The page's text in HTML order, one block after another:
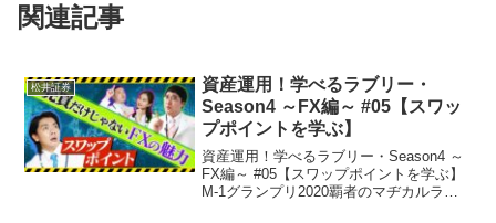
関連記事
松井証券
資産運用！学べるラブリー・
Season4 ～FX編～ #05【スワッ
プポイントを学ぶ】
資産運用！学べるラブリー・Season4 ～
FX編～ #05【スワップポイントを学ぶ】
M-1グランプリ2020覇者のマヂカルラブ